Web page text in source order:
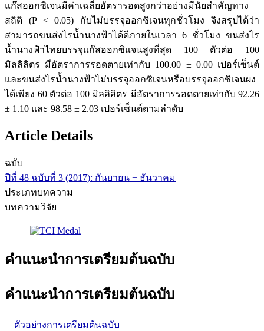
แก๊สออกซิเจนมีค่าเฉลี่ยอัตรารอดสูงกว่าอย่างมีนัยสำคัญทาง
สถิติ (P < 0.05) กับไม่บรรจุออกซิเจนทุกชั่วโมง จึงสรุปได้ว่า
สามารถขนส่งไรน้ำนางฟ้าได้ดีภายในเวลา 6 ชั่วโมง ขนส่งไร
น้ำนางฟ้าไทยบรรจุแก๊สออกซิแจนสูงที่สุด 100 ตัวต่อ 100
มิลลิลิตร มีอัตราการรอดตายเท่ากับ 100.00 ± 0.00 เปอร์เซ็นต์
และขนส่งไรน้ำนางฟ้าไม่บรรจุออกซิเจนหรือบรรจุออกซิเจนผง
ได้เพียง 60 ตัวต่อ 100 มิลลิลิตร มีอัตราการรอดตายเท่ากับ 92.26
± 1.10 และ 98.58 ± 2.03 เปอร์เซ็นต์ตามลำดับ
Article Details
ฉบับ
ปีที่ 48 ฉบับที่ 3 (2017): กันยายน − ธันวาคม
ประเภทบทความ
บทความวิจัย
คำแนะนำการเตรียมต้นฉบับ
คำแนะนำการเตรียมต้นฉบับ
ตัวอย่างการเตรียมต้นฉบับ